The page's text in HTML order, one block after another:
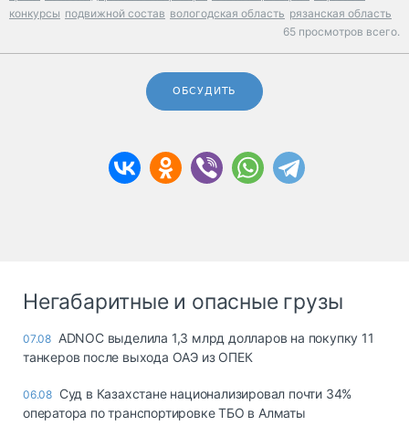
конкурсы подвижной состав вологодская область рязанская область
65 просмотров всего.
ОБСУДИТЬ
Негабаритные и опасные грузы
07.08 ADNOC выделила 1,3 млрд долларов на покупку 11
танкеров после выхода ОАЭ из ОПЕК
06.08 Суд в Казахстане национализировал почти 34%
оператора по транспортировке ТБО в Алматы